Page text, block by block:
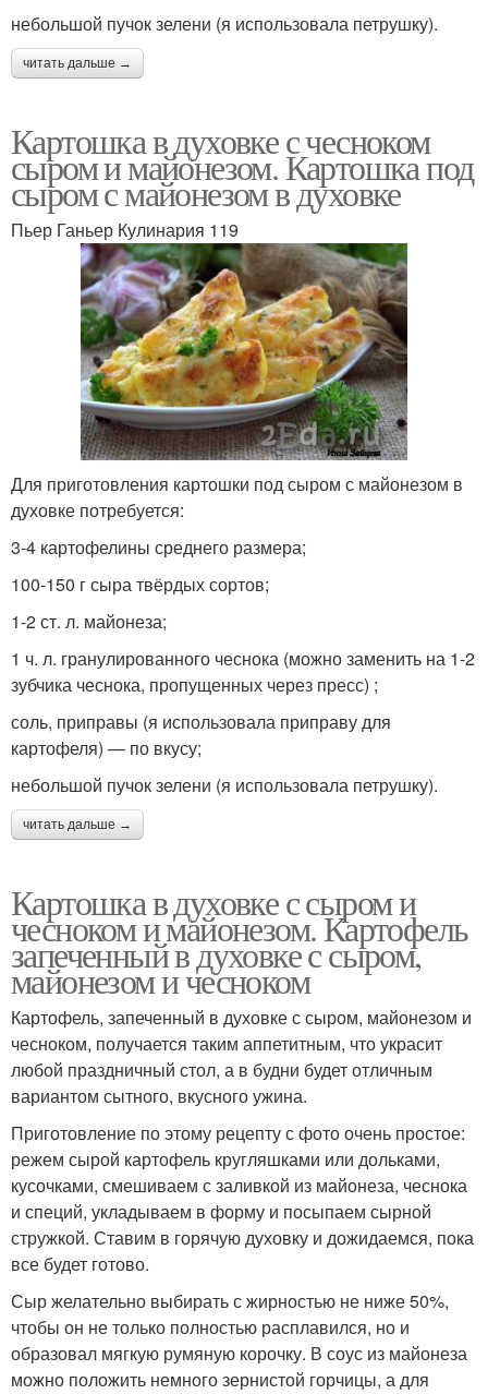
небольшой пучок зелени (я использовала петрушку).
читать дальше →
Картошка в духовке с чесноком
сыром и майонезом. Картошка под
сыром с майонезом в духовке
Пьер Ганьер Кулинария 119
Для приготовления картошки под сыром с майонезом в
духовке потребуется:
3-4 картофелины среднего размера;
100-150 г сыра твёрдых сортов;
1-2 ст. л. майонеза;
1 ч. л. гранулированного чеснока (можно заменить на 1-2
зубчика чеснока, пропущенных через пресс) ;
соль, приправы (я использовала приправу для
картофеля) — по вкусу;
небольшой пучок зелени (я использовала петрушку).
читать дальше →
Картошка в духовке с сыром и
чесноком и майонезом. Картофель
запеченный в духовке с сыром,
майонезом и чесноком
Картофель, запеченный в духовке с сыром, майонезом и
чесноком, получается таким аппетитным, что украсит
любой праздничный стол, а в будни будет отличным
вариантом сытного, вкусного ужина.
Приготовление по этому рецепту с фото очень простое:
режем сырой картофель кругляшками или дольками,
кусочками, смешиваем с заливкой из майонеза, чеснока
и специй, укладываем в форму и посыпаем сырной
стружкой. Ставим в горячую духовку и дожидаемся, пока
все будет готово.
Сыр желательно выбирать с жирностью не ниже 50%,
чтобы он не только полностью расплавился, но и
образовал мягкую румяную корочку. В соус из майонеза
можно положить немного зернистой горчицы, а для